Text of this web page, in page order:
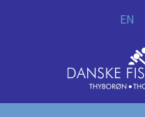
EN